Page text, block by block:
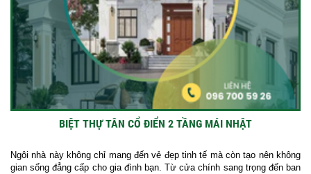
BIỆT THỰ TÂN CỔ ĐIỂN 2 TẦNG MÁI NHẬT
Ngôi nhà này không chỉ mang đến vẻ đẹp tinh tế mà còn tạo nên không
gian sống đẳng cấp cho gia đình bạn. Từ cửa chính sang trọng đến ban